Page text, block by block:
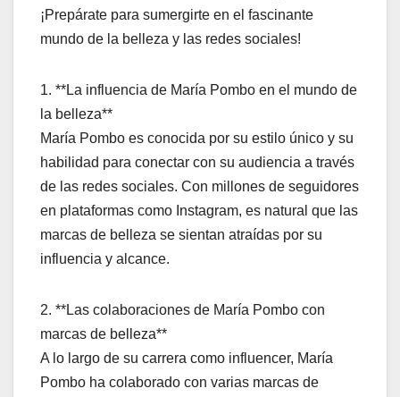
¡Prepárate para sumergirte en el fascinante
mundo de la belleza y las redes sociales!
1. **La influencia de María Pombo en el mundo de
la belleza**
María Pombo es conocida por su estilo único y su
habilidad para conectar con su audiencia a través
de las redes sociales. Con millones de seguidores
en plataformas como Instagram, es natural que las
marcas de belleza se sientan atraídas por su
influencia y alcance.
2. **Las colaboraciones de María Pombo con
marcas de belleza**
A lo largo de su carrera como influencer, María
Pombo ha colaborado con varias marcas de